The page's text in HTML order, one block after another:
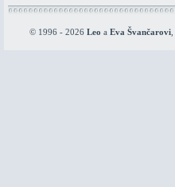
© 1996 - 2026 Leo a Eva Švančarovi